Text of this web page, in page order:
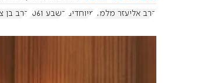
הרב אליעזר מלמד מיוחדים בשבע 1061 הרב בן